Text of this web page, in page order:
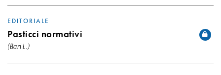
EDITORIALE
Pasticci normativi
(Bari L.)